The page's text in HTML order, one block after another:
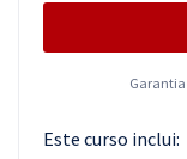
Garantia
Este curso inclui: